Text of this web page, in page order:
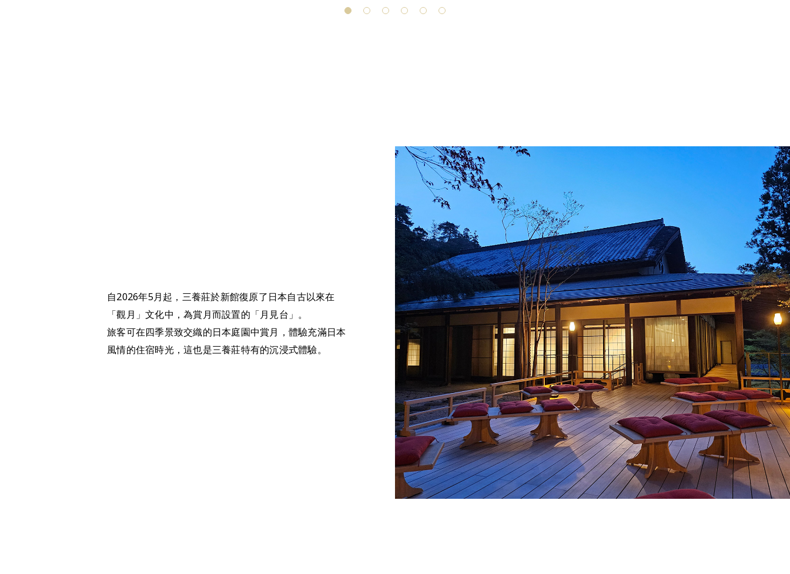
自2026年5月起，三養莊於新館復原了日本自古以來在
「觀月」文化中，為賞月而設置的「月見台」。
旅客可在四季景致交織的日本庭園中賞月，體驗充滿日本
風情的住宿時光，這也是三養莊特有的沉浸式體驗。